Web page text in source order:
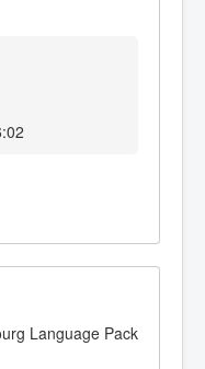
Language Pack